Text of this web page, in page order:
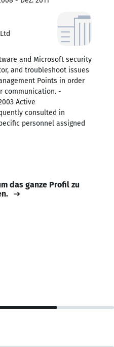
and Microsoft security
and troubleshoot issues
Points in order
communication. -
Active
consulted in
personnel assigned
das ganze Profil zu